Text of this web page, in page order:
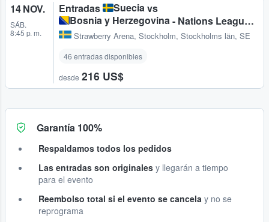
14 NOV.
SÁB.
8:45 p. m.
Entradas Sueciavs
Bosnia y Herzegovina- Nations League
2026-27
Strawberry Arena, Stockholm, Stockholms län, SE
46 entradas disponibles
desde 216 US$
Garantía 100%
Respaldamos todos los pedidos
Las entradas son originales y llegarán a tiempo
para el evento
Reembolso total si el evento se cancela y no se
reprograma